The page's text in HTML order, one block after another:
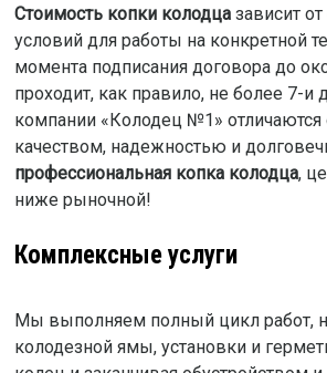
Стоимость копки колодцазависит
условий для работы на конкретной
момента подписания договора до
проходит, как правило, не более 7-и
компании «Колодец №1»
качеством, надежностью и
профессиональная копка колодца,
ниже рыночной!
Комплексные услуги
Мы выполняем полный цикл работ,
колодезной ямы, установки и